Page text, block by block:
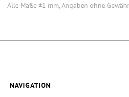
Alle Maße ±1 mm, Angaben ohne
NAVIGATION